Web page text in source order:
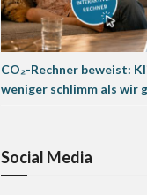
CO₂-Rechner beweist:
weniger schlimm als wir
Social Media